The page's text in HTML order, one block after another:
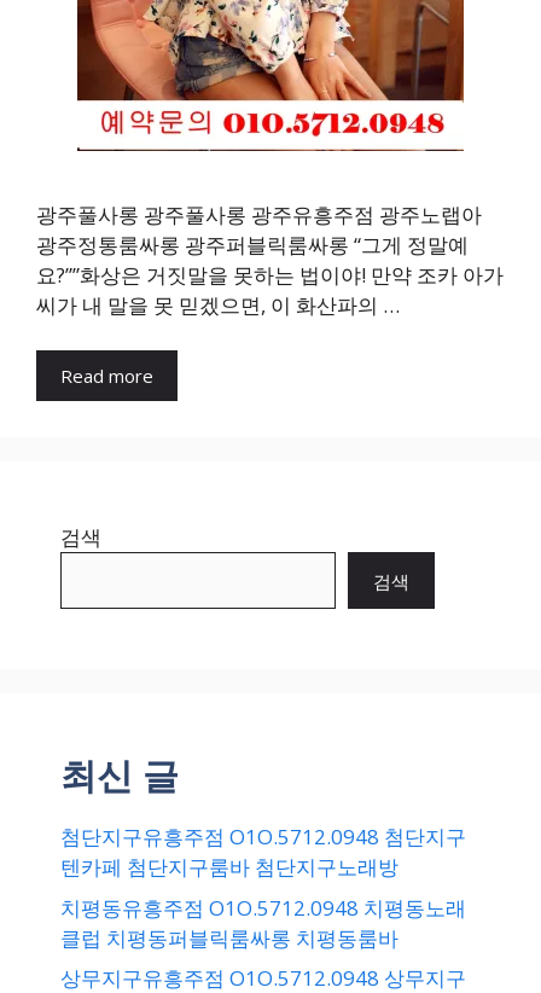
광주풀사롱 광주풀사롱 광주유흥주점 광주노랩아
광주정통룸싸롱 광주퍼블릭룸싸롱 “그게 정말예
요?””화상은 거짓말을 못하는 법이야! 만약 조카 아가
씨가 내 말을 못 믿겠으면, 이 화산파의 …
Read more
검색
검색
최신 글
첨단지구유흥주점 O1O.5712.0948 첨단지구
텐카페 첨단지구룸바 첨단지구노래방
치평동유흥주점 O1O.5712.0948 치평동노래
클럽 치평동퍼블릭룸싸롱 치평동룸바
상무지구유흥주점 O1O.5712.0948 상무지구